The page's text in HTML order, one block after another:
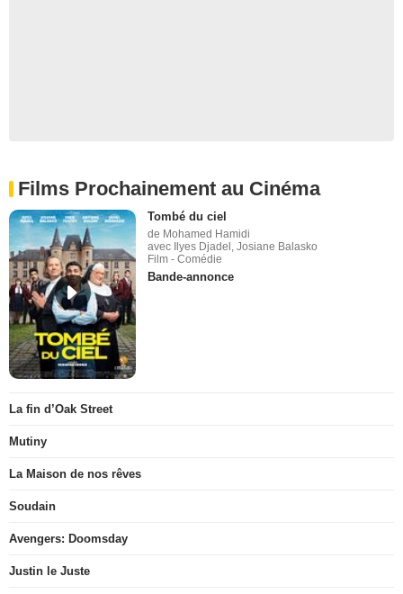
Films Prochainement au Cinéma
Tombé du ciel
de Mohamed Hamidi
avec Ilyes Djadel, Josiane Balasko
Film - Comédie
Bande-annonce
La fin d’Oak Street
Mutiny
La Maison de nos rêves
Soudain
Avengers: Doomsday
Justin le Juste